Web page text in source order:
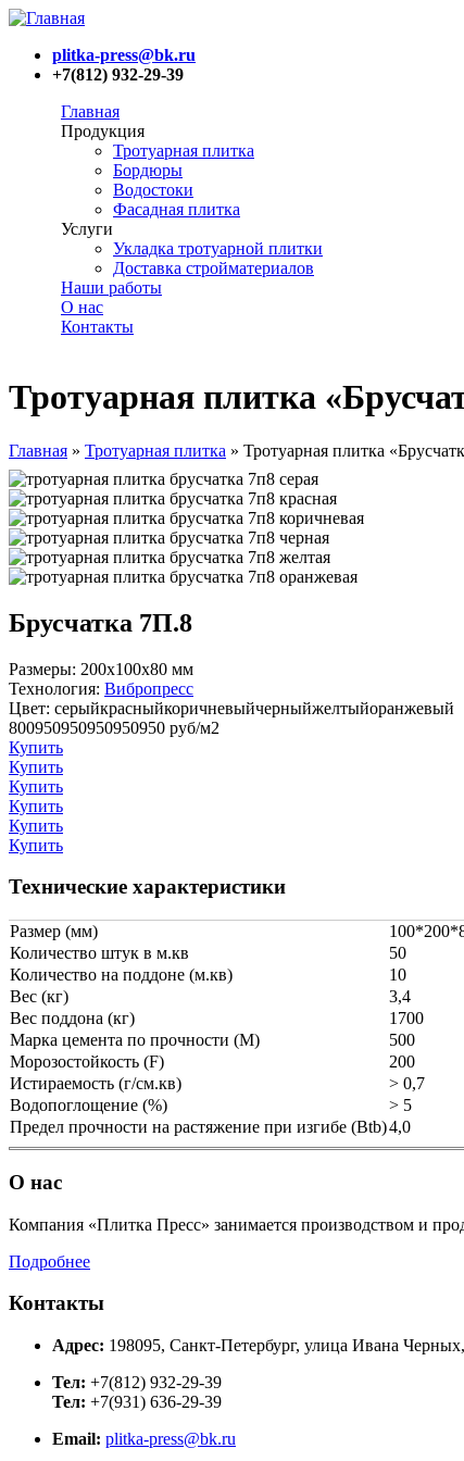
plitka-press@bk.ru
+7(812) 932-29-39
Главная
Продукция
Тротуарная плитка
Бордюры
Водостоки
Фасадная плитка
Услуги
Укладка тротуарной плитки
Доставка стройматериалов
Наши работы
О нас
Контакты
Тротуарная плитка
Вы здесь
Главная » Тротуарная плитка » Тротуарная плитка
Брусчатка 7П.8
Размеры: 200x100x80 мм
Технология: Вибропресс
Цвет: серыйкрасныйкоричневыйчерныйжелтыйоранжевый
800950950950950950 руб/м2
Купить
Купить
Купить
Купить
Купить
Купить
Технические характеристики
Размер (мм)
Количество штук в м.кв
50
Количество на поддоне (м.кв)
10
Вес (кг)
3,4
Вес поддона (кг)
1700
Марка цемента по прочности (M)
500
Морозостойкость (F)
200
Истираемость (г/см.кв)
> 0,7
Водопоглощение (%)
> 5
Предел прочности на растяжение при изгибе (Btb)4,0
О нас
Компания «Плитка Пресс» занимается производством и
Подробнее
Контакты
Адрес: 198095, Санкт-Петербург, улица Ивана
Тел: +7(812) 932-29-39
Тел: +7(931) 636-29-39
Email: plitka-press@bk.ru